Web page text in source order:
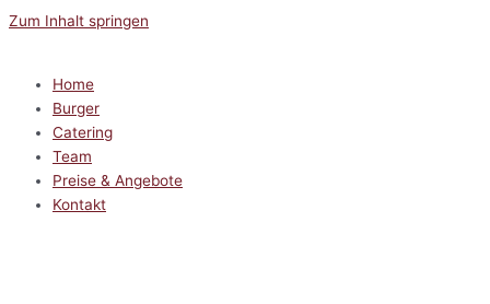
Zum Inhalt springen
Home
Burger
Catering
Team
Preise & Angebote
Kontakt